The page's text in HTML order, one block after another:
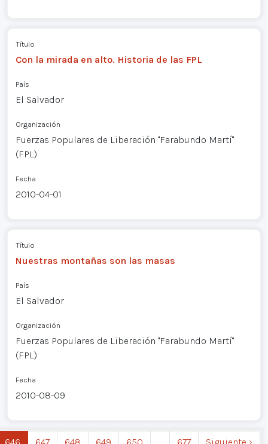
Título
Con la mirada en alto. Historia de las FPL
País
El Salvador
Organización
Fuerzas Populares de Liberación "Farabundo Martí"
(FPL)
Fecha
2010-04-01
Título
Nuestras montañas son las masas
País
El Salvador
Organización
Fuerzas Populares de Liberación "Farabundo Martí"
(FPL)
Fecha
2010-08-09
646 647 648 649 650 677 Siguiente ›